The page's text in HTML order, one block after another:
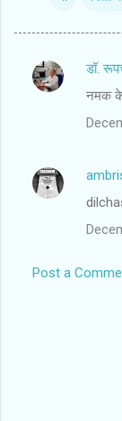
C
e
डॉ.
नमक के
Post a